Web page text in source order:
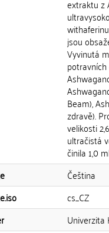
extraktu z
jsou
Vyvinutá
Beam),
zdravě).
velikosti
ultračistá
činila 1,0
Čeština
cs_CZ
Univerzita